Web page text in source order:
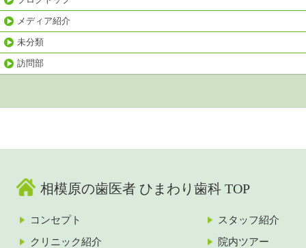
メディア紹介
未分類
訪問部
相模原の歯医者 ひまわり歯科 TOP
コンセプト
スタッフ紹介
クリニック紹介
院内ツアー